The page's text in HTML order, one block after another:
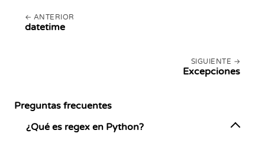
ANTERIOR
datetime
SIGUIENTE
Excepciones
Preguntas frecuentes
¿Qué es regex en Python?